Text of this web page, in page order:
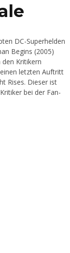
DC-Superhelden
Begins (2005)
Kritikern
letzten Auftritt
Rises. Dieser ist
bei der Fan-